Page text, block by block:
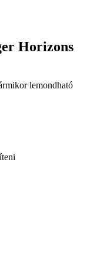
Horizons
lemondható